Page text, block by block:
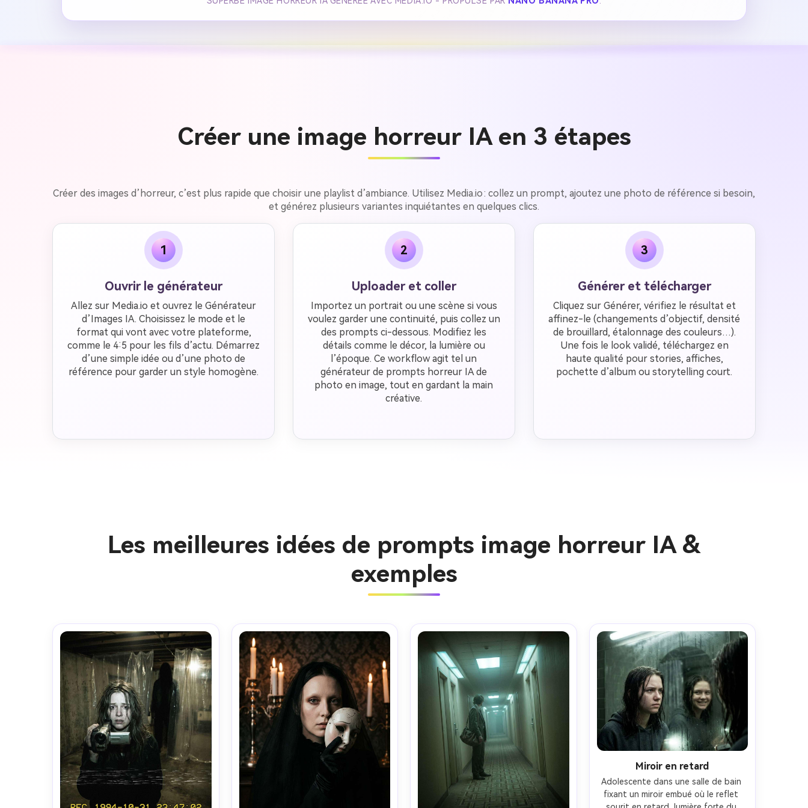
Créer une image horreur IA en 3 étapes
Créer des images d’horreur, c’est plus rapide que choisir une playlist d’ambiance. Utilisez Media.io : collez un prompt, ajoutez une photo de référence si besoin,
et générez plusieurs variantes inquiétantes en quelques clics.
1
Ouvrir le générateur
Allez sur Media.io et ouvrez le Générateur
d’Images IA. Choisissez le mode et le
format qui vont avec votre plateforme,
comme le 4:5 pour les fils d’actu. Démarrez
d’une simple idée ou d’une photo de
référence pour garder un style homogène.
2
Uploader et coller
Importez un portrait ou une scène si vous
voulez garder une continuité, puis collez un
des prompts ci-dessous. Modifiez les
détails comme le décor, la lumière ou
l’époque. Ce workflow agit tel un
générateur de prompts horreur IA de
photo en image, tout en gardant la main
créative.
3
Générer et télécharger
Cliquez sur Générer, vérifiez le résultat et
affinez-le (changements d’objectif, densité
de brouillard, étalonnage des couleurs…).
Une fois le look validé, téléchargez en
haute qualité pour stories, affiches,
pochette d’album ou storytelling court.
Les meilleures idées de prompts image horreur IA &
exemples
Miroir en retard
Adolescente dans une salle de bain
fixant un miroir embué où le reflet